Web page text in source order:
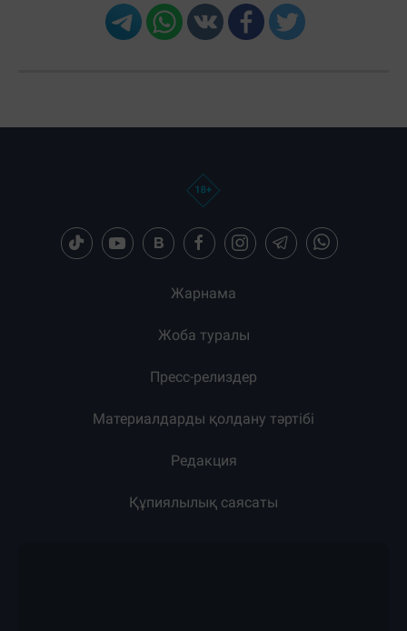
Жарнама
Жоба туралы
Пресс-релиздер
Материалдарды қолдану тәртібі
Редакция
Құпиялылық саясаты